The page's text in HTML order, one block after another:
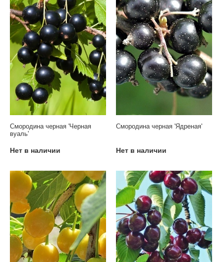
Смородина черная 'Черная
вуаль'
Нет в наличии
Смородина черная 'Ядреная'
Нет в наличии